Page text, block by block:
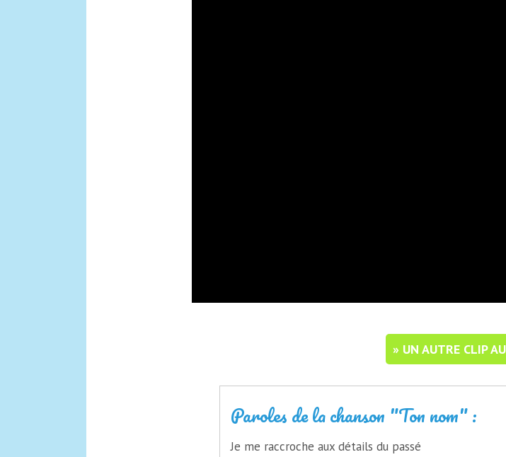
» UN AUTRE CLIP
Paroles de la chanson "Ton nom" :
Je me raccroche aux détails du passé